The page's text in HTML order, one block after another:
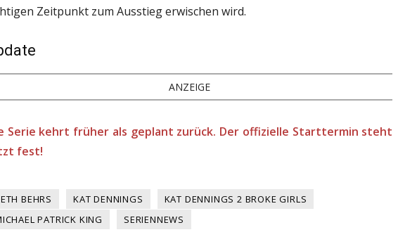
Zeitpunkt zum Ausstieg erwischen wird.
ANZEIGE
Serie kehrt früher als geplant zurück. Der offizielle Starttermin steht
fest!
BEHRS KAT DENNINGS
KAT DENNINGS 2 BROKE GIRLS
PATRICK KING
SERIENNEWS